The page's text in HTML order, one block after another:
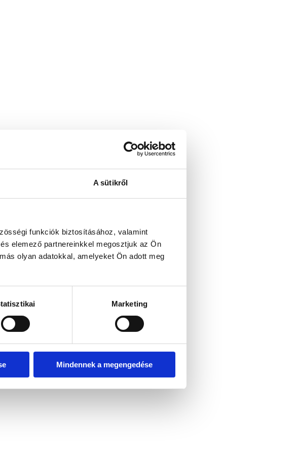
A sütikről
funkciók biztosításához, valamint
elemező partnereinkkel megosztjuk az Ön
olyan adatokkal, amelyeket Ön adott meg
Marketing
Mindennek a megengedése
(see the browser console for more information)